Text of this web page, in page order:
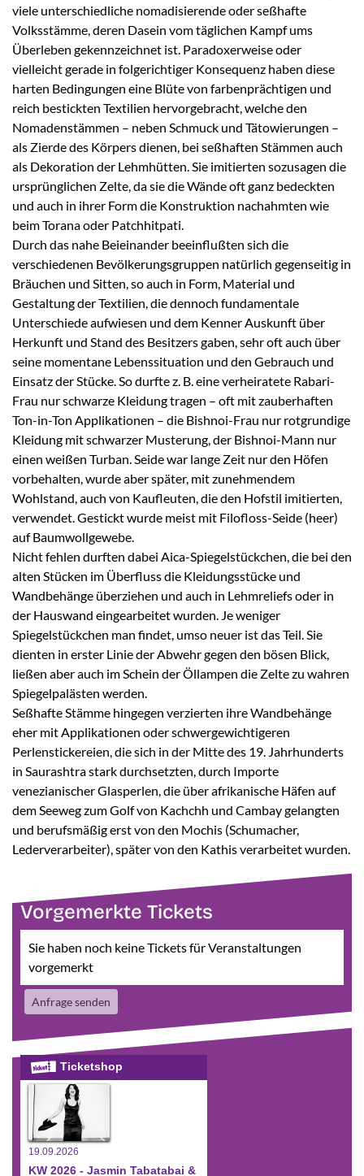
viele unterschiedliche nomadisierende oder seßhafte
Volksstämme, deren Dasein vom täglichen Kampf ums
Überleben gekennzeichnet ist. Paradoxerweise oder
vielleicht gerade in folgerichtiger Konsequenz haben diese
harten Bedingungen eine Blüte von farbenprächtigen und
reich bestickten Textilien hervorgebracht, welche den
Nomadenstämmen – neben Schmuck und Tätowierungen –
als Zierde des Körpers dienen, bei seßhaften Stämmen auch
als Dekoration der Lehmhütten. Sie imitierten sozusagen die
ursprünglichen Zelte, da sie die Wände oft ganz bedeckten
und auch in ihrer Form die Konstruktion nachahmten wie
beim Torana oder Patchhitpati.
Durch das nahe Beieinander beeinflußten sich die
verschiedenen Bevölkerungsgruppen natürlich gegenseitig in
Bräuchen und Sitten, so auch in Form, Material und
Gestaltung der Textilien, die dennoch fundamentale
Unterschiede aufwiesen und dem Kenner Auskunft über
Herkunft und Stand des Besitzers gaben, sehr oft auch über
seine momentane Lebenssituation und den Gebrauch und
Einsatz der Stücke. So durfte z. B. eine verheiratete Rabari-
Frau nur schwarze Kleidung tragen – oft mit zauberhaften
Ton-in-Ton Applikationen – die Bishnoi-Frau nur rotgrundige
Kleidung mit schwarzer Musterung, der Bishnoi-Mann nur
einen weißen Turban. Seide war lange Zeit nur den Höfen
vorbehalten, wurde aber später, mit zunehmendem
Wohlstand, auch von Kaufleuten, die den Hofstil imitierten,
verwendet. Gestickt wurde meist mit Filofloss-Seide (heer)
auf Baumwollgewebe.
Nicht fehlen durften dabei Aica-Spiegelstückchen, die bei den
alten Stücken im Überfluss die Kleidungsstücke und
Wandbehänge überziehen und auch in Lehmreliefs oder in
der Hauswand eingearbeitet wurden. Je weniger
Spiegelstückchen man findet, umso neuer ist das Teil. Sie
dienten in erster Linie der Abwehr gegen den bösen Blick,
ließen aber auch im Schein der Öllampen die Zelte zu wahren
Spiegelpalästen werden.
Seßhafte Stämme hingegen verzierten ihre Wandbehänge
eher mit Applikationen oder schwergewichtigeren
Perlenstickereien, die sich in der Mitte des 19. Jahrhunderts
in Saurashtra stark durchsetzten, durch Importe
venezianischer Glasperlen, die über afrikanische Häfen auf
dem Seeweg zum Golf von Kachchh und Cambay gelangten
und berufsmäßig erst von den Mochis (Schumacher,
Lederverarbeiter), später von den Kathis verarbeitet wurden.
Vorgemerkte Tickets
Sie haben noch keine Tickets für Veranstaltungen
vorgemerkt
Anfrage senden
Ticketshop
19.09.2026
KW 2026 - Jasmin Tabatabai &